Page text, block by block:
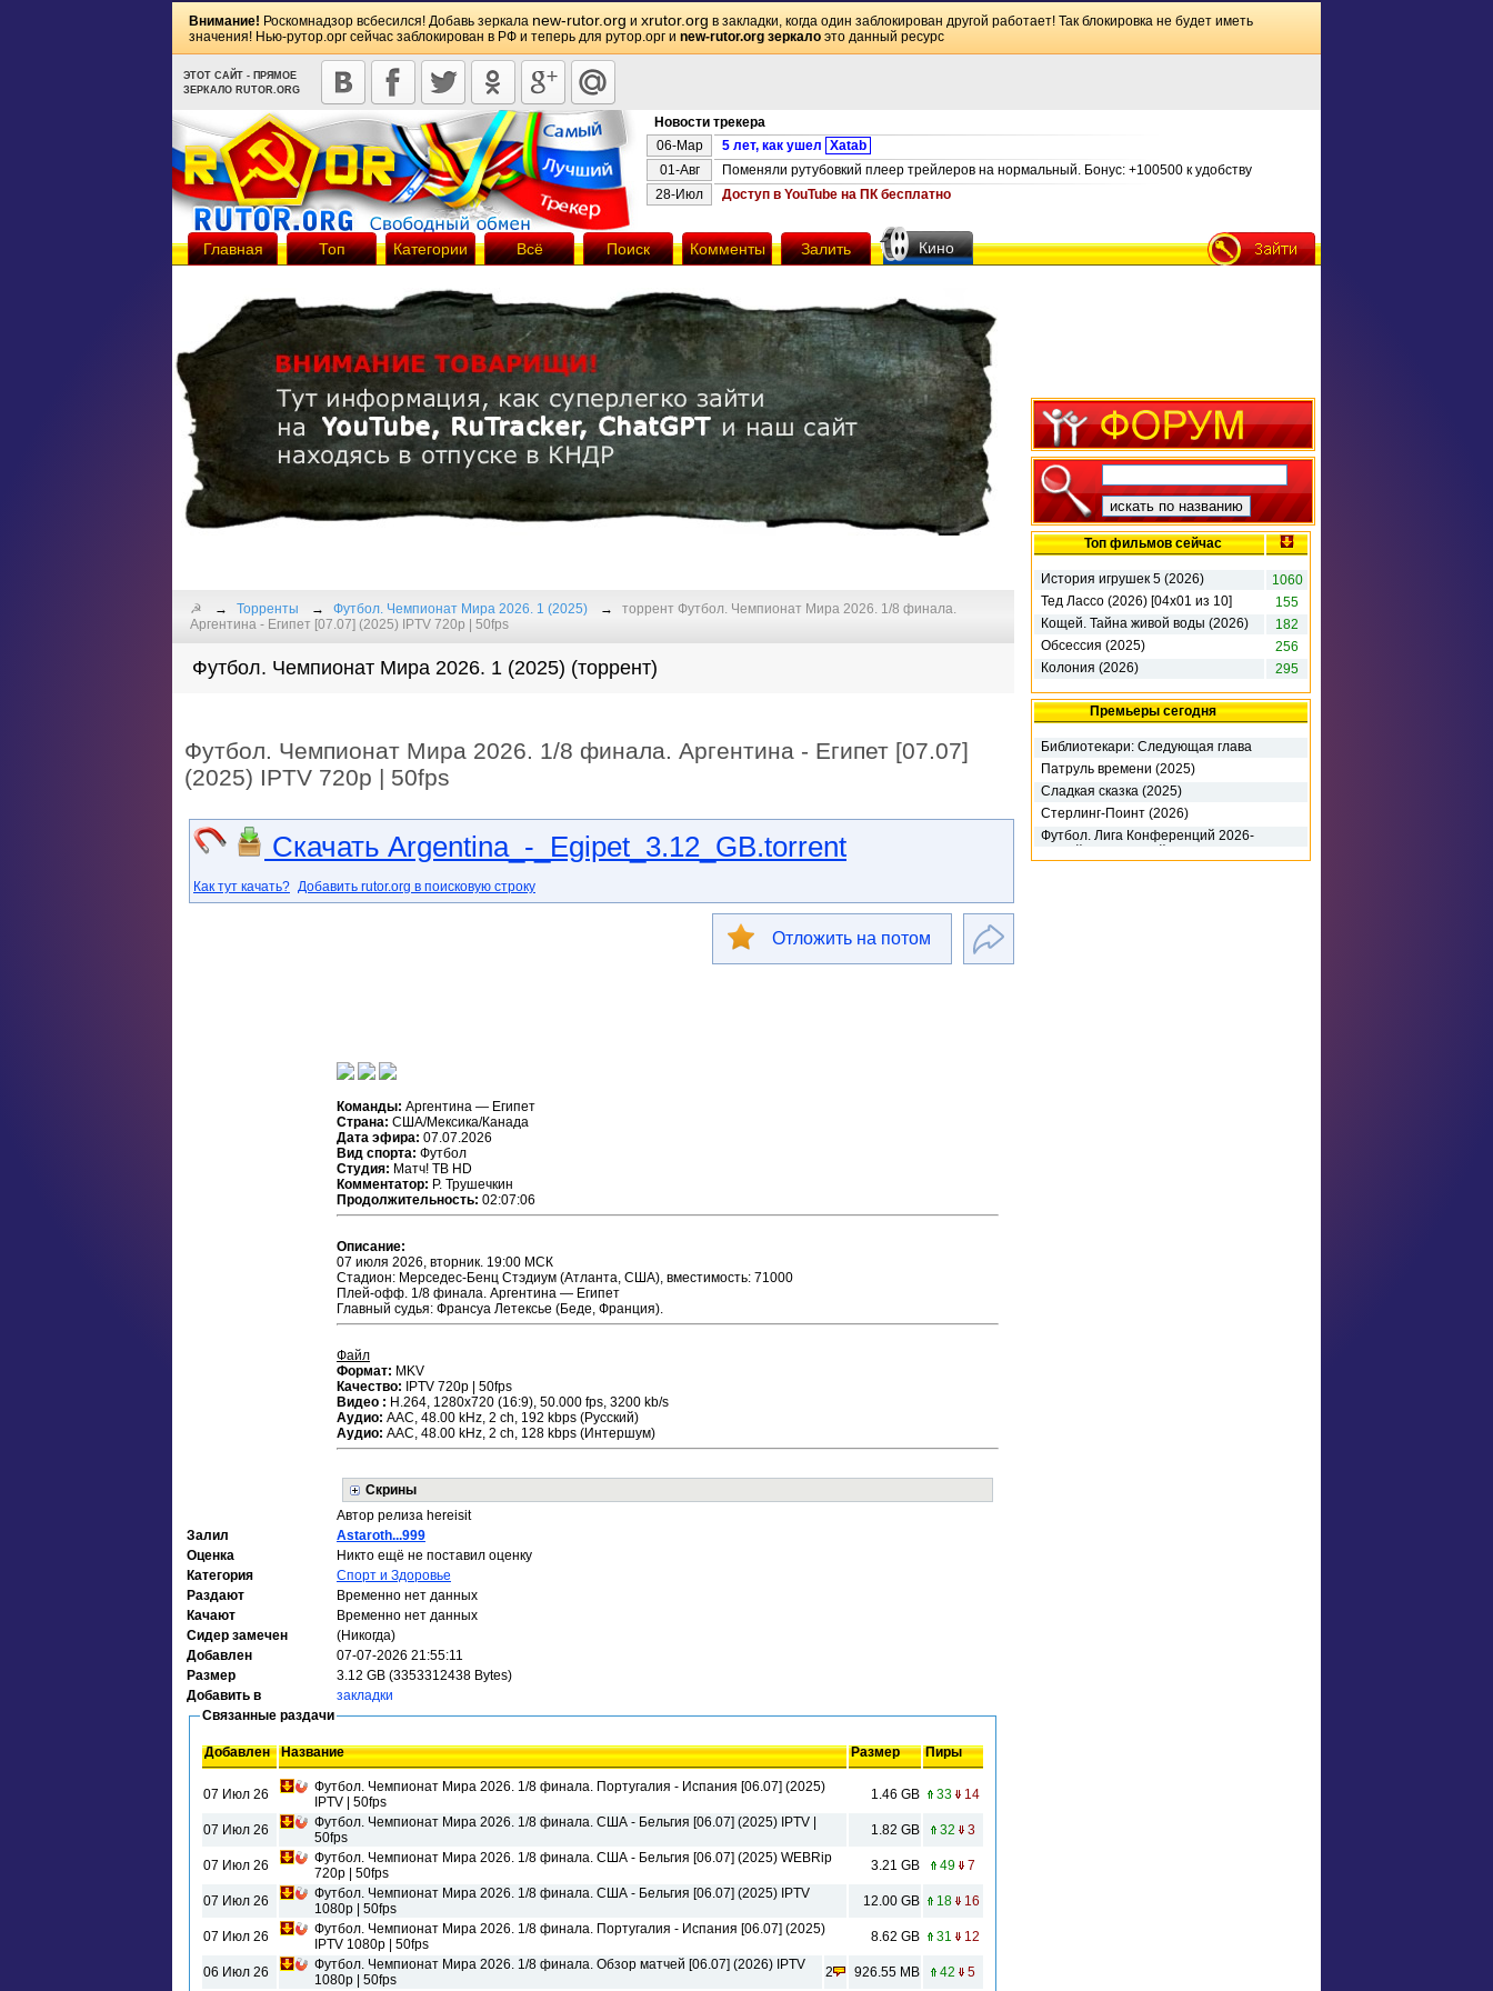
Внимание! Роскомнадзор всбесился! Добавь зеркала new-rutor.org и xrutor.org в закладки, когда один заблокирован другой работает! Так блокировка не будет иметь
значения! Нью-рутор.орг сейчас заблокирован в РФ и теперь для рутор.орг и new-rutor.org зеркало это данный ресурс
ЭТОТ САЙТ - ПРЯМОЕ
ЗЕРКАЛО RUTOR.ORG
Новости трекера
06-Мар
5 лет, как ушел Xatab
01-Авг
Поменяли рутубовкий плеер трейлеров на нормальный. Бонус: +100500 к удобству
28-Июл
Доступ в YouTube на ПК бесплатно
Главная Топ Категории Всё Поиск Комменты Залить Кино
☭ Торренты Футбол. Чемпионат Мира 2026. 1 (2025)
торрент Футбол. Чемпионат Мира 2026. 1/8 финала.
Аргентина - Египет [07.07] (2025) IPTV 720p | 50fps
Футбол. Чемпионат Мира 2026. 1 (2025) (торрент)
Футбол. Чемпионат Мира 2026. 1/8 финала. Аргентина - Египет [07.07]
(2025) IPTV 720p | 50fps
Скачать Argentina_-_Egipet_3.12_GB.torrent
Как тут качать? Добавить rutor.org в поисковую строку
Отложить на потом
Команды: Аргентина — Египет
Страна: США/Мексика/Канада
Дата эфира: 07.07.2026
Вид спорта: Футбол
Студия: Матч! ТВ HD
Комментатор: Р. Трушечкин
Продолжительность: 02:07:06
Описание:
07 июля 2026, вторник. 19:00 МСК
Стадион: Мерседес-Бенц Стэдиум (Атланта, США), вместимость: 71000
Плей-офф. 1/8 финала. Аргентина — Египет
Главный судья: Франсуа Летексье (Беде, Франция).
Файл
Формат: MKV
Качество:
IPTV 720p | 50fps
Видео : H.264, 1280x720 (16:9), 50.000 fps, 3200 kb/s
Аудио: ААС, 48.00 kHz, 2 ch, 192 kbps (Русский)
Аудио: ААС, 48.00 kHz, 2 ch, 128 kbps (Интершум)
Скрины
Автор релиза hereisit
Залил
Astaroth...999
Оценка
Никто ещё не поставил оценку
Категория
Спорт и Здоровье
Раздают
Временно нет данных
Качают
Временно нет данных
Сидер замечен
(Никогда)
Добавлен
07-07-2026 21:55:11
Размер
3.12 GB (3353312438 Bytes)
Добавить в
закладки
Связанные раздачи
Добавлен Название Размер Пиры
07 Июл 26
Футбол. Чемпионат Мира 2026. 1/8 финала. Португалия - Испания [06.07] (2025)
IPTV | 50fps
1.46 GB 33 14
07 Июл 26
Футбол. Чемпионат Мира 2026. 1/8 финала. США - Бельгия [06.07] (2025) IPTV |
50fps
1.82 GB 32 3
07 Июл 26
Футбол. Чемпионат Мира 2026. 1/8 финала. США - Бельгия [06.07] (2025) WEBRip
720p | 50fps
3.21 GB 49 7
07 Июл 26
Футбол. Чемпионат Мира 2026. 1/8 финала. США - Бельгия [06.07] (2025) IPTV
1080p | 50fps
12.00 GB 18 16
07 Июл 26
Футбол. Чемпионат Мира 2026. 1/8 финала. Португалия - Испания [06.07] (2025)
IPTV 1080p | 50fps
8.62 GB 31 12
06 Июл 26
Футбол. Чемпионат Мира 2026. 1/8 финала. Обзор матчей [06.07] (2026) IPTV
1080р | 50fps
2 926.55 MB 42 5
Топ фильмов сейчас
История игрушек 5 (2026)
1060
Тед Лассо (2026) [04х01 из 10]
155
Кощей. Тайна живой воды (2026)
182
Обсессия (2025)
256
Колония (2026)
295
Премьеры сегодня
Библиотекари: Следующая глава
(2026)
Патруль времени (2025)
Сладкая сказка (2025)
Стерлинг-Поинт (2026)
Футбол. Лига Конференций 2026-